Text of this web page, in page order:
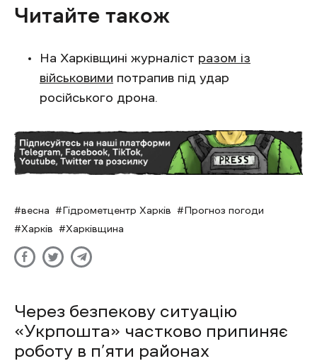
Читайте також
На Харківщині журналіст разом із
військовими потрапив під удар
російського дрона.
весна Гідрометцентр Харків
Прогноз погоди
Харків
Харківщина
Через безпекову ситуацію
«Укрпошта» частково припиняє
роботу в п’яти районах